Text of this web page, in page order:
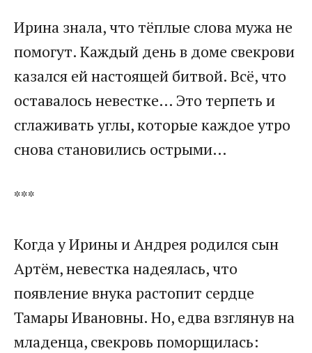
​Ирина знала, что тёплые слова мужа не
помогут. Каждый день в доме свекрови
казался ей настоящей битвой. Всё, что
оставалось невестке… Это терпеть и
сглаживать углы, которые каждое утро
снова становились острыми…​
​***​
​Когда у Ирины и Андрея родился сын
Артём, невестка надеялась, что
появление внука растопит сердце
Тамары Ивановны. Но, едва взглянув на
младенца, свекровь поморщилась:​